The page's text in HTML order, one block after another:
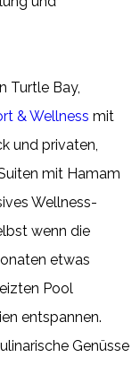
Turtle Bay,
& Wellness mit
und privaten,
mit Hamam
Wellness-
wenn die
etwas
Pool
entspannen.
Genüsse